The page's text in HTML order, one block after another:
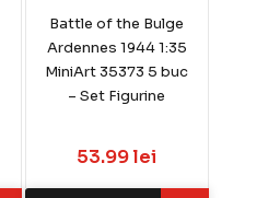
Battle of the Bulge
Ardennes 1944 1:35
MiniArt 35373 5 buc
– Set Figurine
53.99 lei